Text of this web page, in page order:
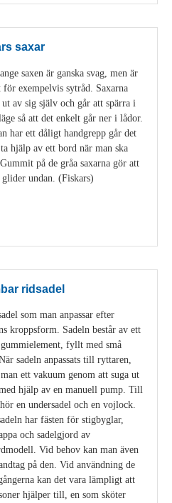
saxar
saxen är ganska svag, men är
för exempelvis sytråd. Saxarna
av sig själv och går att spärra i
så att det enkelt går ner i lådor.
har ett dåligt handgrepp går det
hjälp av ett bord när man ska
på de gråa saxarna gör att
undan. (Fiskars)
ridsadel
som man anpassar efter
kroppsform. Sadeln består av ett
fyllt med små
sadeln anpassats till ryttaren,
ett vakuum genom att suga ut
hjälp av en manuell pump. Till
en undersadel och en vojlock.
har fästen för stigbyglar,
och sadelgjord av
Vid behov kan man även
på den. Vid användning de
kan det vara lämpligt att
hjälper till, en som sköter